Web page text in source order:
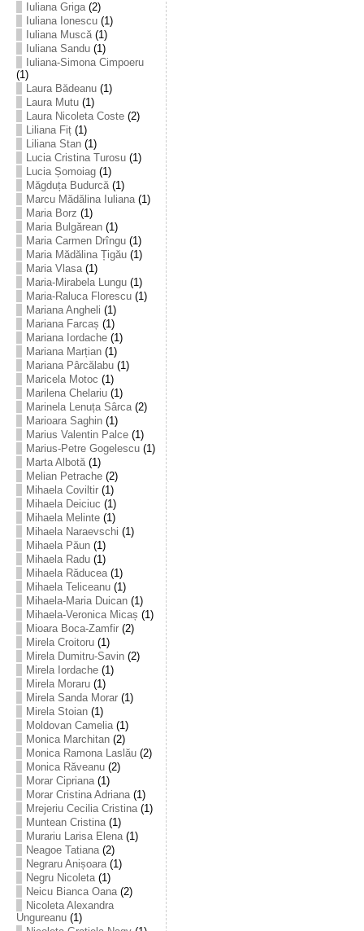
Iuliana Griga(2)
Iuliana Ionescu(1)
Iuliana Muscă(1)
Iuliana Sandu(1)
Iuliana-Simona Cimpoeru
(1)
Laura Bădeanu(1)
Laura Mutu(1)
Laura Nicoleta Coste(2)
Liliana Fiț(1)
Liliana Stan(1)
Lucia Cristina Turosu(1)
Lucia Șomoiag(1)
Măgduța Budurcă(1)
Marcu Mădălina Iuliana(1)
Maria Borz (1)
Maria Bulgărean(1)
Maria Carmen Drîngu(1)
Maria Mădălina Țigău(1)
Maria Vlasa(1)
Maria-Mirabela Lungu(1)
Maria-Raluca Florescu(1)
Mariana Angheli (1)
Mariana Farcaș (1)
Mariana Iordache(1)
Mariana Marțian(1)
Mariana Pârcălabu(1)
Maricela Motoc (1)
Marilena Chelariu(1)
Marinela Lenuța Sârca(2)
Marioara Saghin(1)
Marius Valentin Palce(1)
Marius-Petre Gogelescu(1)
Marta Albotă(1)
Melian Petrache(2)
Mihaela Coviltir(1)
Mihaela Deiciuc (1)
Mihaela Melinte(1)
Mihaela Naraevschi (1)
Mihaela Păun(1)
Mihaela Radu(1)
Mihaela Răducea(1)
Mihaela Teliceanu(1)
Mihaela-Maria Duican(1)
Mihaela-Veronica Micaș (1)
Mioara Boca-Zamfir(2)
Mirela Croitoru(1)
Mirela Dumitru-Savin(2)
Mirela Iordache(1)
Mirela Moraru(1)
Mirela Sanda Morar(1)
Mirela Stoian(1)
Moldovan Camelia(1)
Monica Marchitan(2)
Monica Ramona Laslău(2)
Monica Răveanu(2)
Morar Cipriana(1)
Morar Cristina Adriana(1)
Mrejeriu Cecilia Cristina(1)
Muntean Cristina(1)
Murariu Larisa Elena(1)
Neagoe Tatiana(2)
Negraru Anișoara(1)
Negru Nicoleta(1)
Neicu Bianca Oana(2)
Nicoleta Alexandra
Ungureanu(1)